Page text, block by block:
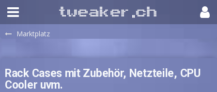
Marktplatz
Rack Cases mit Zubehör, Netzteile, CPU
Cooler uvm.